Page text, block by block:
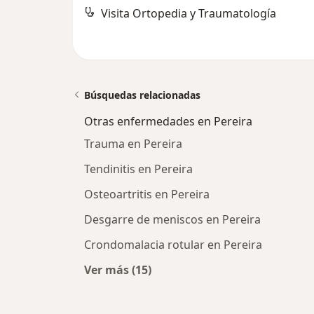
Visita Ortopedia y Traumatología
Búsquedas relacionadas
Otras enfermedades en Pereira
Trauma en Pereira
Tendinitis en Pereira
Osteoartritis en Pereira
Desgarre de meniscos en Pereira
Crondomalacia rotular en Pereira
Ver más (15)